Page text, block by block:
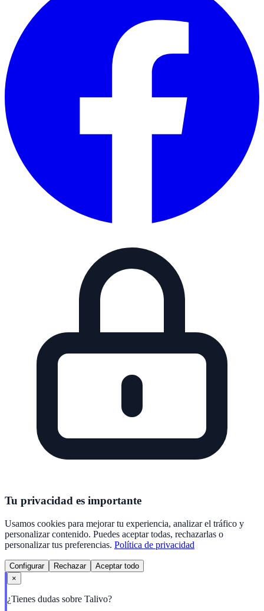
Tu privacidad es importante
Usamos cookies para mejorar tu experiencia, analizar el tráfico y
personalizar contenido. Puedes aceptar todas, rechazarlas o
personalizar tus preferencias. Política de privacidad
Configurar Rechazar
Aceptar todo
×
¿Tienes dudas sobre Talivo?